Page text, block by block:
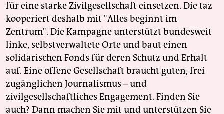
für eine starke Zivilgesellschaft einsetzen. Die taz
kooperiert deshalb mit "Alles beginnt im
Zentrum". Die Kampagne unterstützt bundesweit
linke, selbstverwaltete Orte und baut einen
solidarischen Fonds für deren Schutz und Erhalt
auf. Eine offene Gesellschaft braucht guten, frei
zugänglichen Journalismus – und
zivilgesellschaftliches Engagement. Finden Sie
auch? Dann machen Sie mit und unterstützen Sie